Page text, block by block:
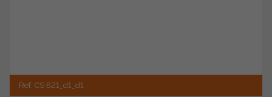
Ref. CS 621_d1_d1